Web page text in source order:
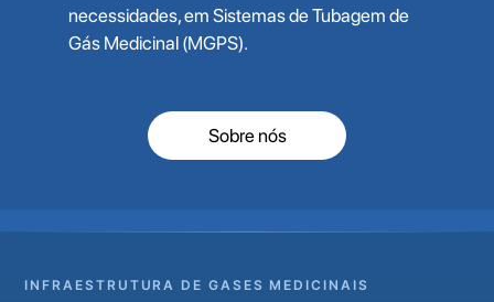
necessidades, em Sistemas de Tubagem de
Gás Medicinal (MGPS).
Sobre nós
INFRAESTRUTURA DE GASES MEDICINAIS